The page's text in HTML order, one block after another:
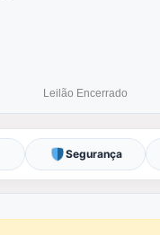
Leilão Encerrado
Segurança